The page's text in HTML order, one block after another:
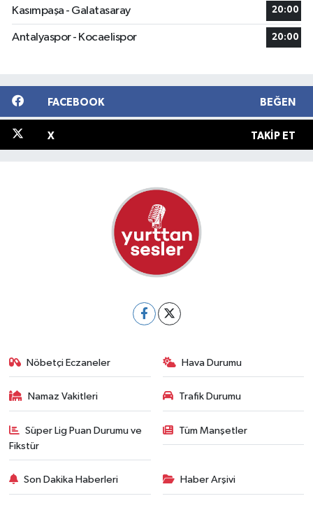
Kasımpaşa - Galatasaray 20:00
Antalyaspor - Kocaelispor 20:00
FACEBOOK BEĞEN
X TAKIP ET
Nöbetçi Eczaneler Hava Durumu
Namaz Vakitleri Trafik Durumu
Süper Lig Puan Durumu ve
Fikstür
Tüm Manşetler
Son Dakika Haberleri Haber Arşivi